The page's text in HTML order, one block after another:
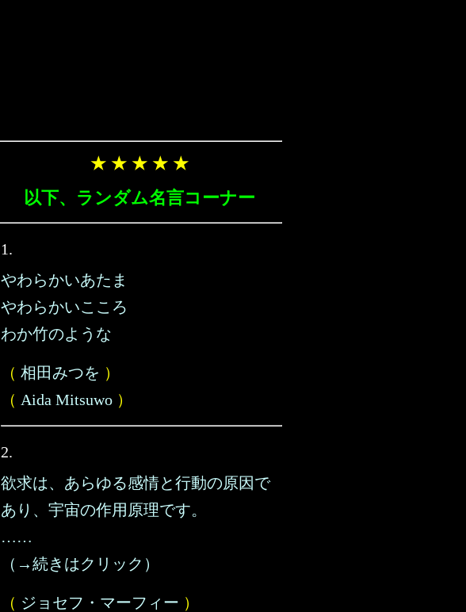
★ ★ ★ ★ ★
以下、ランダム名言コーナー
1.
やわらかいあたま
やわらかいこころ
わか竹のような
（ 相田みつを ）
（ Aida Mitsuwo ）
2.
欲求は、あらゆる感情と行動の原因で
あり、宇宙の作用原理です。
……
（→続きはクリック）
（ ジョセフ・マーフィー ）